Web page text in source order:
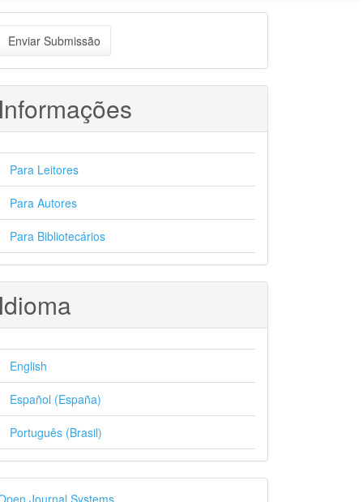
Enviar Submissão
Para Leitores
Para Autores
Para Bibliotecários
English
Español (España)
Português (Brasil)
Journal Systems